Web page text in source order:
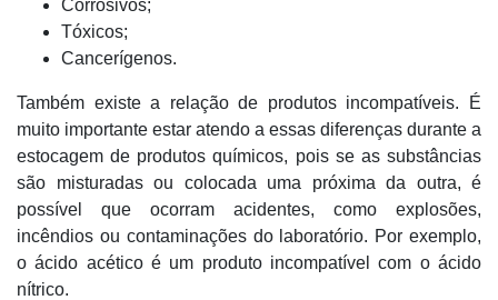
Corrosivos;
Tóxicos;
Cancerígenos.
Também existe a relação de produtos incompatíveis. É
muito importante estar atendo a essas diferenças durante a
estocagem de produtos químicos, pois se as substâncias
são misturadas ou colocada uma próxima da outra, é
possível que ocorram acidentes, como explosões,
incêndios ou contaminações do laboratório. Por exemplo,
o ácido acético é um produto incompatível com o ácido
nítrico.